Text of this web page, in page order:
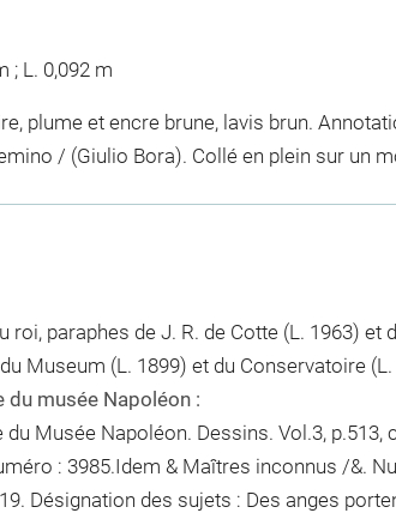
; L. 0,092 m
plume et encre brune, lavis brun.
/ (Giulio Bora). Collé en plein sur un
roi, paraphes de J. R. de Cotte (L. 1963) et
Museum (L. 1899) et du Conservatoire (L.
du musée Napoléon :
du Musée Napoléon. Dessins. Vol.3, p.513,
: 3985.Idem & Maîtres inconnus /&.
Désignation des sujets : Des anges